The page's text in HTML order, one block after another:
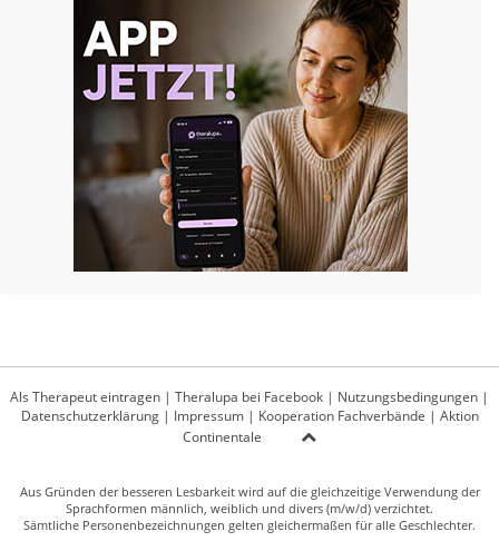
Als Therapeut eintragen | Theralupa bei Facebook | Nutzungsbedingungen |
Datenschutzerklärung| Impressum| Kooperation Fachverbände | Aktion
Continentale
Aus Gründen der besseren Lesbarkeit wird auf die gleichzeitige Verwendung der
Sprachformen männlich, weiblich und divers (m/w/d) verzichtet.
Sämtliche Personenbezeichnungen gelten gleichermaßen für alle Geschlechter.